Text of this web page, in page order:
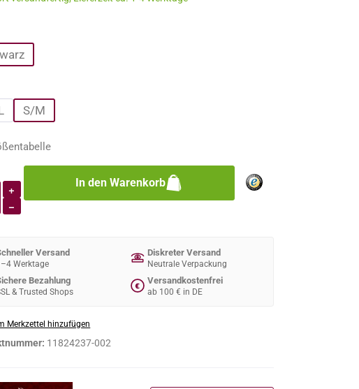
S/M
Anzahl: Gib den gewünschten Wert ein
+
−
In den Warenkorb
Versand
Werktage
Diskreter Versand
Neutrale Verpackung
Bezahlung
& Trusted Shops
€
Versandkostenfrei
ab 100 € in DE
Merkzettel hinzufügen
11824237-002